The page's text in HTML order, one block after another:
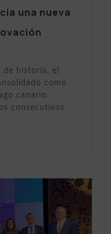
una nueva
de historia, el
como
canario.
consecutivos